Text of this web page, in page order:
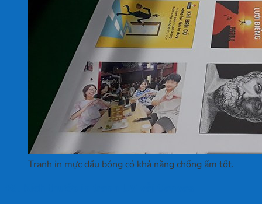
Tranh in mực dầu bóng có khả năng chống ẩm tốt.